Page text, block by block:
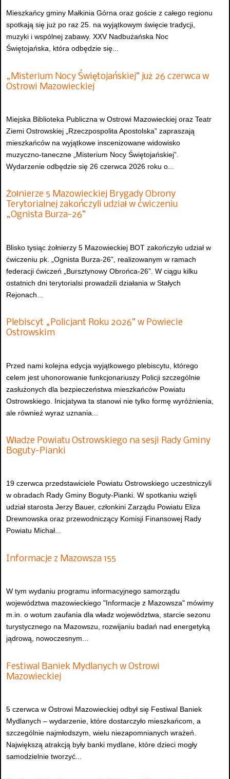
Mieszkańcy gminy Małkinia Górna oraz goście z całego regionu
spotkają się już po raz 25. na wyjątkowym święcie tradycji,
muzyki i wspólnej zabawy. XXV Nadbużańska Noc
Świętojańska, która odbędzie się...
„Misterium Nocy Świętojańskiej” już 26 czerwca w
Ostrowi Mazowieckiej
Miejska Biblioteka Publiczna w Ostrowi Mazowieckiej oraz Teatr
Ziemi Ostrowskiej „Rzeczpospolita Apostolska” zapraszają
mieszkańców na wyjątkowe inscenizowane widowisko
muzyczno-taneczne „Misterium Nocy Świętojańskiej”.
Wydarzenie odbędzie się 26 czerwca 2026 roku o...
Żołnierze 5 Mazowieckiej Brygady Obrony
Terytorialnej zakończyli udział w ćwiczeniu
„Ognista Burza-26”
Blisko tysiąc żołnierzy 5 Mazowieckiej BOT zakończyło udział w
ćwiczeniu pk. „Ognista Burza-26”, realizowanym w ramach
federacji ćwiczeń „Bursztynowy Obrońca-26”. W ciągu kilku
ostatnich dni terytorialsi prowadzili działania w Stałych
Rejonach...
Plebiscyt „Policjant Roku 2026” w Powiecie
Ostrowskim
Przed nami kolejna edycja wyjątkowego plebiscytu, którego
celem jest uhonorowanie funkcjonariuszy Policji szczególnie
zasłużonych dla bezpieczeństwa mieszkańców Powiatu
Ostrowskiego. Inicjatywa ta stanowi nie tylko formę wyróżnienia,
ale również wyraz uznania...
Władze Powiatu Ostrowskiego na sesji Rady Gminy
Boguty-Pianki
19 czerwca przedstawiciele Powiatu Ostrowskiego uczestniczyli
w obradach Rady Gminy Boguty-Pianki. W spotkaniu wzięli
udział starosta Jerzy Bauer, członkini Zarządu Powiatu Eliza
Drewnowska oraz przewodniczący Komisji Finansowej Rady
Powiatu Michał...
Informacje z Mazowsza 155
W tym wydaniu programu informacyjnego samorządu
województwa mazowieckiego "Informacje z Mazowsza" mówimy
m.in. o wotum zaufania dla władz województwa, starcie sezonu
turystycznego na Mazowszu, rozwijaniu badań nad energetyką
jądrową, nowoczesnym...
Festiwal Baniek Mydlanych w Ostrowi
Mazowieckiej
5 czerwca w Ostrowi Mazowieckiej odbył się Festiwal Baniek
Mydlanych – wydarzenie, które dostarczyło mieszkańcom, a
szczególnie najmłodszym, wielu niezapomnianych wrażeń.
Największą atrakcją były banki mydlane, które dzieci mogły
samodzielnie tworzyć...